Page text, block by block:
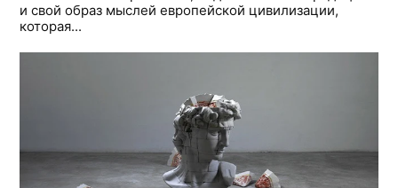
и свой образ мыслей европейской цивилизации,
которая...